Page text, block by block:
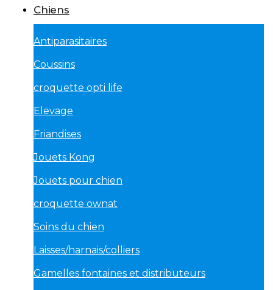
Chiens
Antiparasitaires
Coussins
croquette opti life
Elevage
Friandises
Jouets Kong
Jouets pour chien
croquette ownat
Soins du chien
Laisses/harnais/colliers
Gamelles fontaines et distributeurs